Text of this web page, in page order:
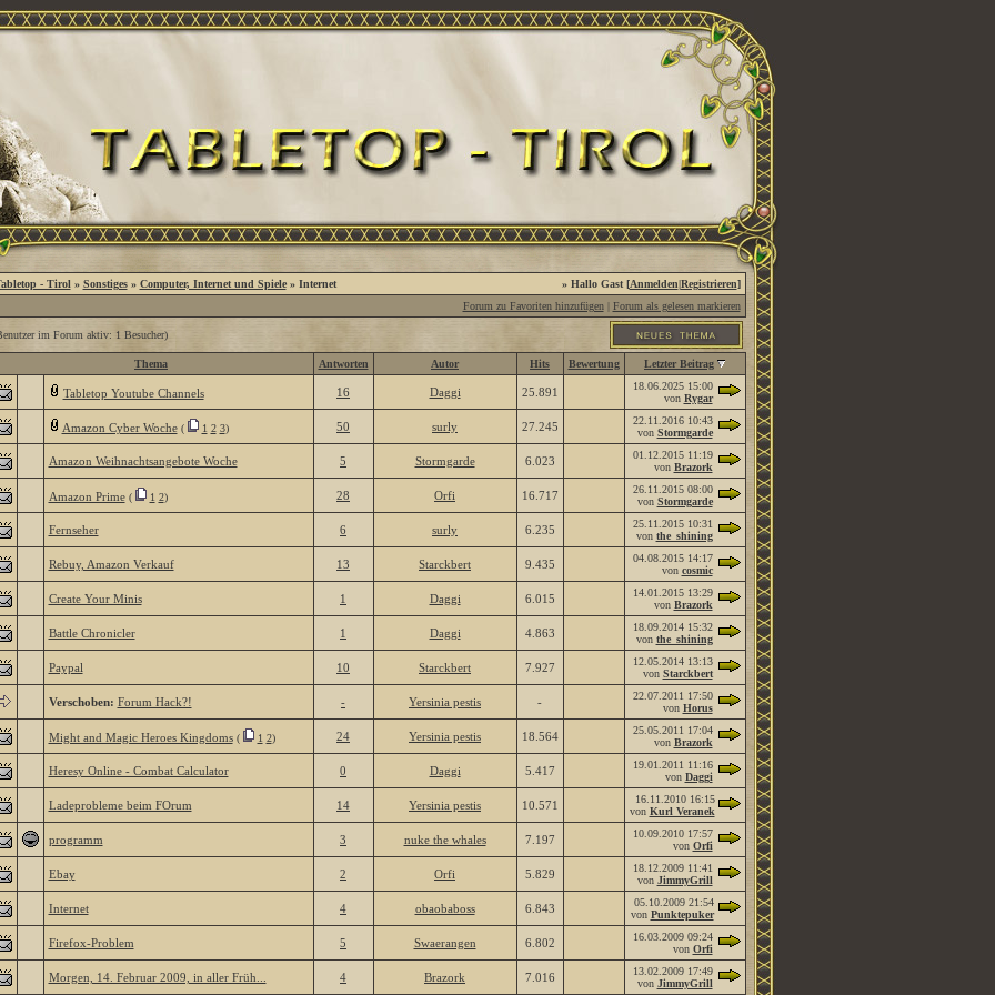
- Tirol » Sonstiges» Computer, Internet und Spiele» Internet » Hallo Gast [Anmelden|Registrieren]
Forum zu Favoriten hinzufügen| Forum als gelesen markieren
im Forum aktiv: 1 Besucher)
Thema Antworten Autor Hits Bewertung Letzter Beitrag
Tabletop Youtube Channels 16 Daggi 25.891 18.06.2025 15:00
von Rygar
Amazon Cyber Woche( 1 2 3) 50 surly 27.245 22.11.2016 10:43
von Stormgarde
Amazon Weihnachtsangebote Woche 5 Stormgarde 6.023 01.12.2015 11:19
von Brazork
Amazon Prime( 1 2) 28 Orfi 16.717 26.11.2015 08:00
von Stormgarde
Fernseher 6 surly 6.235 25.11.2015 10:31
von the_shining
Rebuy, Amazon Verkauf 13 Starckbert 9.435 04.08.2015 14:17
von cosmic
Create Your Minis 1 Daggi 6.015 14.01.2015 13:29
von Brazork
Battle Chronicler 1 Daggi 4.863 18.09.2014 15:32
von the_shining
Paypal 10 Starckbert 7.927 12.05.2014 13:13
von Starckbert
Verschoben: Forum Hack?! - Yersinia pestis - 22.07.2011 17:50
von Horus
Might and Magic Heroes Kingdoms( 1 2) 24 Yersinia pestis 18.564 25.05.2011 17:04
von Brazork
Heresy Online - Combat Calculator 0 Daggi 5.417 19.01.2011 11:16
von Daggi
Ladeprobleme beim FOrum 14 Yersinia pestis 10.571 16.11.2010 16:15
von Kurl Veranek
programm 3 nuke the whales 7.197 10.09.2010 17:57
von Orfi
Ebay 2 Orfi 5.829 18.12.2009 11:41
von JimmyGrill
Internet 4 obaobaboss 6.843 05.10.2009 21:54
von Punktepuker
Firefox-Problem 5 Swaerangen 6.802 16.03.2009 09:24
von Orfi
Morgen, 14. Februar 2009, in aller Früh... 4 Brazork 7.016 13.02.2009 17:49
von JimmyGrill